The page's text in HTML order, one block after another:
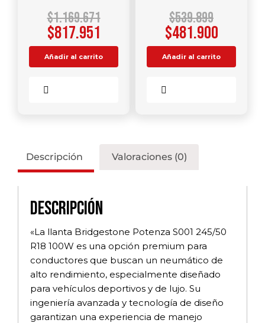
$1.169.671
$817.951
Añadir al carrito
$539.899
$481.900
Añadir al carrito
Descripción Valoraciones (0)
Descripción
«La llanta Bridgestone Potenza S001 245/50
R18 100W es una opción premium para
conductores que buscan un neumático de
alto rendimiento, especialmente diseñado
para vehículos deportivos y de lujo. Su
ingeniería avanzada y tecnología de diseño
garantizan una experiencia de manejo